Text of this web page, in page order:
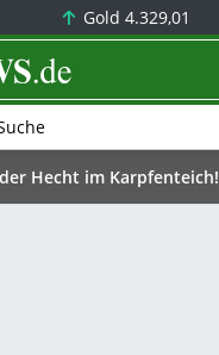
Gold4.329,01
Hecht im Karpfenteich!